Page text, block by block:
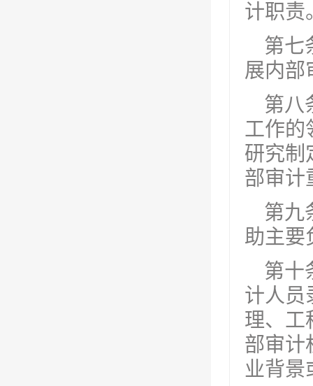
计职责
第七
展内部
第八
工作的
研究制
部审计
第九
助主要
第十
计人员
理、工
部审计
业背景